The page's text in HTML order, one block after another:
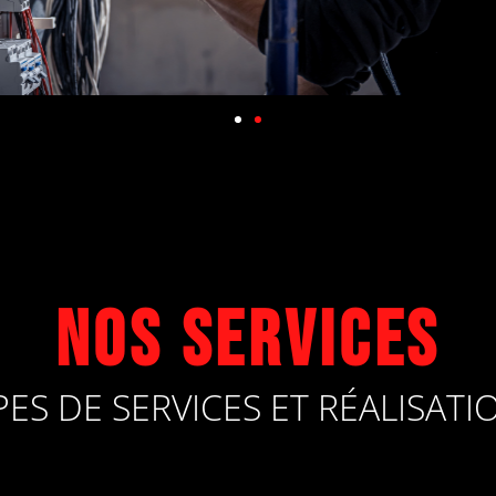
Nos services
DE SERVICES ET